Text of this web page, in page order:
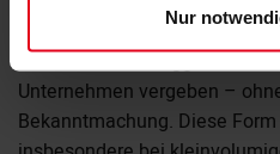
Nur
formelles Vergabeverfahren
Öffentliche Auftraggeber
Unternehmen vergeben –
Bekanntmachung. Diese